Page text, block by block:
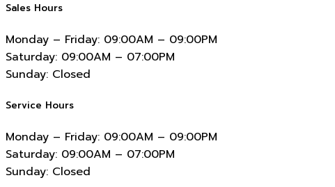
Sales Hours
Monday – Friday: 09:00AM – 09:00PM
Saturday: 09:00AM – 07:00PM
Sunday: Closed
Service Hours
Monday – Friday: 09:00AM – 09:00PM
Saturday: 09:00AM – 07:00PM
Sunday: Closed